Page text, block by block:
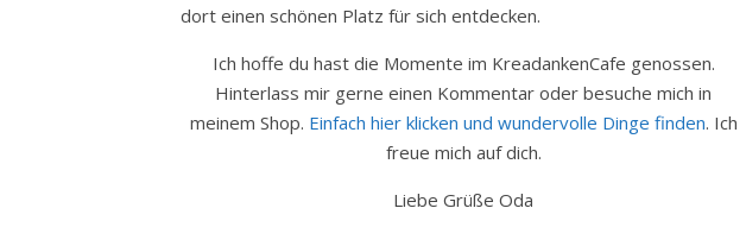
dort einen schönen Platz für sich entdecken.
Ich hoffe du hast die Momente im KreadankenCafe genossen.
Hinterlass mir gerne einen Kommentar oder besuche mich in
meinem Shop. Einfach hier klicken und wundervolle Dinge finden. Ich
freue mich auf dich.
Liebe Grüße Oda